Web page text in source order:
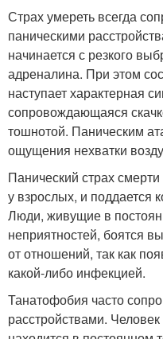
Страх умереть всегда
паническими
начинается с резкого
адреналина. При этом
наступает характерная
сопровождающаяся
тошнотой. Паническим
ощущения нехватки
Панический страх
у взрослых, и поддается
Люди, живущие в
неприятностей, боятся
от отношений, так как
какой-либо инфекцией.
Танатофобия часто
расстройствами.